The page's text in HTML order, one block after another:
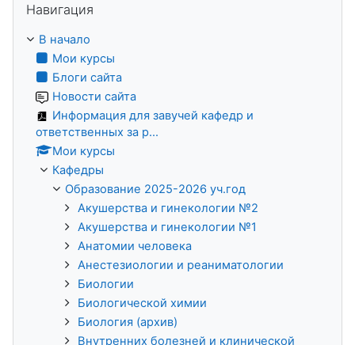
Навигация
В начало
Мои курсы
Блоги сайта
Новости сайта
Информация для завучей кафедр и
ответственных за р...
Мои курсы
Кафедры
Образование 2025-2026 уч.год
Акушерства и гинекологии №2
Акушерства и гинекологии №1
Анатомии человека
Анестезиологии и реаниматологии
Биологии
Биологической химии
Биология (архив)
Внутренних болезней и клинической